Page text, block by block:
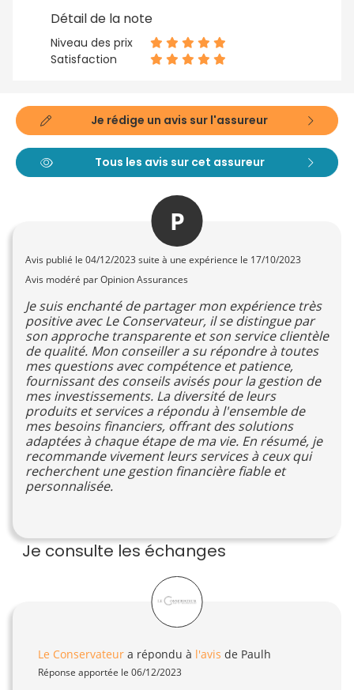
Détail de la note
Niveau des prix
Satisfaction
Je rédige un avis sur l'assureur
Tous les avis sur cet assureur
P
Avis publié le 04/12/2023 suite à une expérience le 17/10/2023
Avis modéré par Opinion Assurances
Je suis enchanté de partager mon expérience très
positive avec Le Conservateur, il se distingue par
son approche transparente et son service clientèle
de qualité. Mon conseiller a su répondre à toutes
mes questions avec compétence et patience,
fournissant des conseils avisés pour la gestion de
mes investissements. La diversité de leurs
produits et services a répondu à l'ensemble de
mes besoins financiers, offrant des solutions
adaptées à chaque étape de ma vie. En résumé, je
recommande vivement leurs services à ceux qui
recherchent une gestion financière fiable et
personnalisée.
Je consulte les échanges
Le Conservateur a répondu à l'avis de Paulh
Réponse apportée le 06/12/2023